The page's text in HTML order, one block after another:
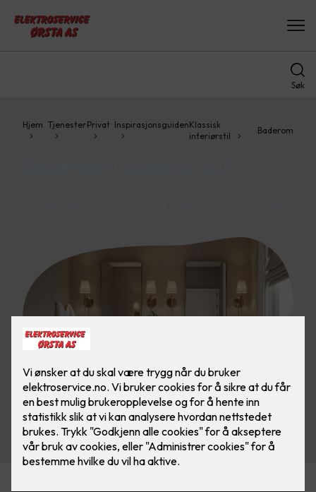
Søk
Hjem TjenesterPrivat InspirasjonsguidenKlassisk
interiørstil
Baderom